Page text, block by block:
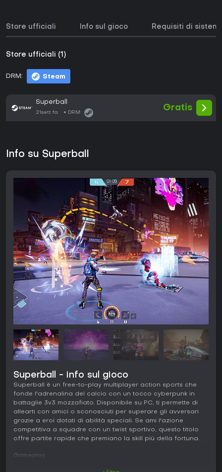
Store ufficiali Info sul gioco Requisiti di
Store ufficiali (1)
DRM: Steam
Superball
21sett fa DRM:
Gratis
Info su Superball
Superball - info sul gioco
Superball è un free-to-play multiplayer action sports che
fonde l'adrenalina del calcio con un tocco cyberpunk in
battaglie 3v3 mozzafiato. Disponibile su PC, ti permette di
allearti con amici o sconosciuti per superare gli avversari
grazie a eroi dotati di abilità speciali. Se ami l'azione
competitiva a squadre con un twist sportivo, questo titolo
offre partite rapide che premiano la skill più della fortuna.
Gameplay